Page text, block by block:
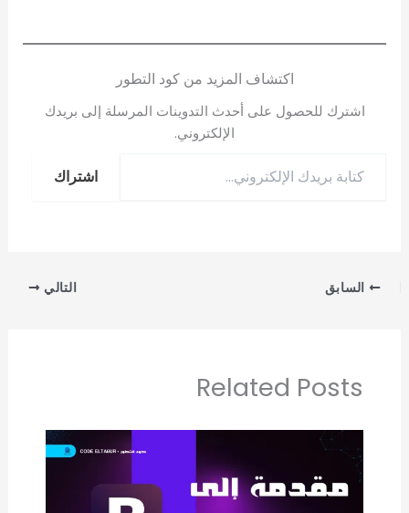
اكتشاف المزيد من كود التطور
اشترك للحصول على أحدث التدوينات المرسلة إلى بريدك
الإلكتروني.
اشتراك
السابق التالي
Related Posts